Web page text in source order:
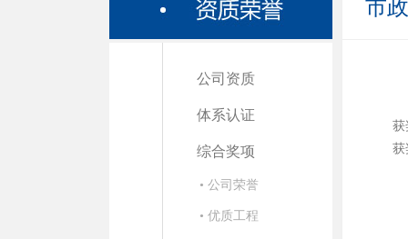
公司资质
体系认证
综合奖项
• 公司荣誉
• 优质工程
市
获
获